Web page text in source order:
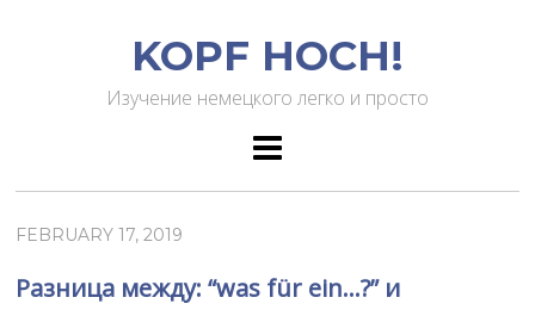
KOPF HOCH!
Изучение немецкого легко и просто
FEBRUARY 17, 2019
Разница между: “was für ein…?” и